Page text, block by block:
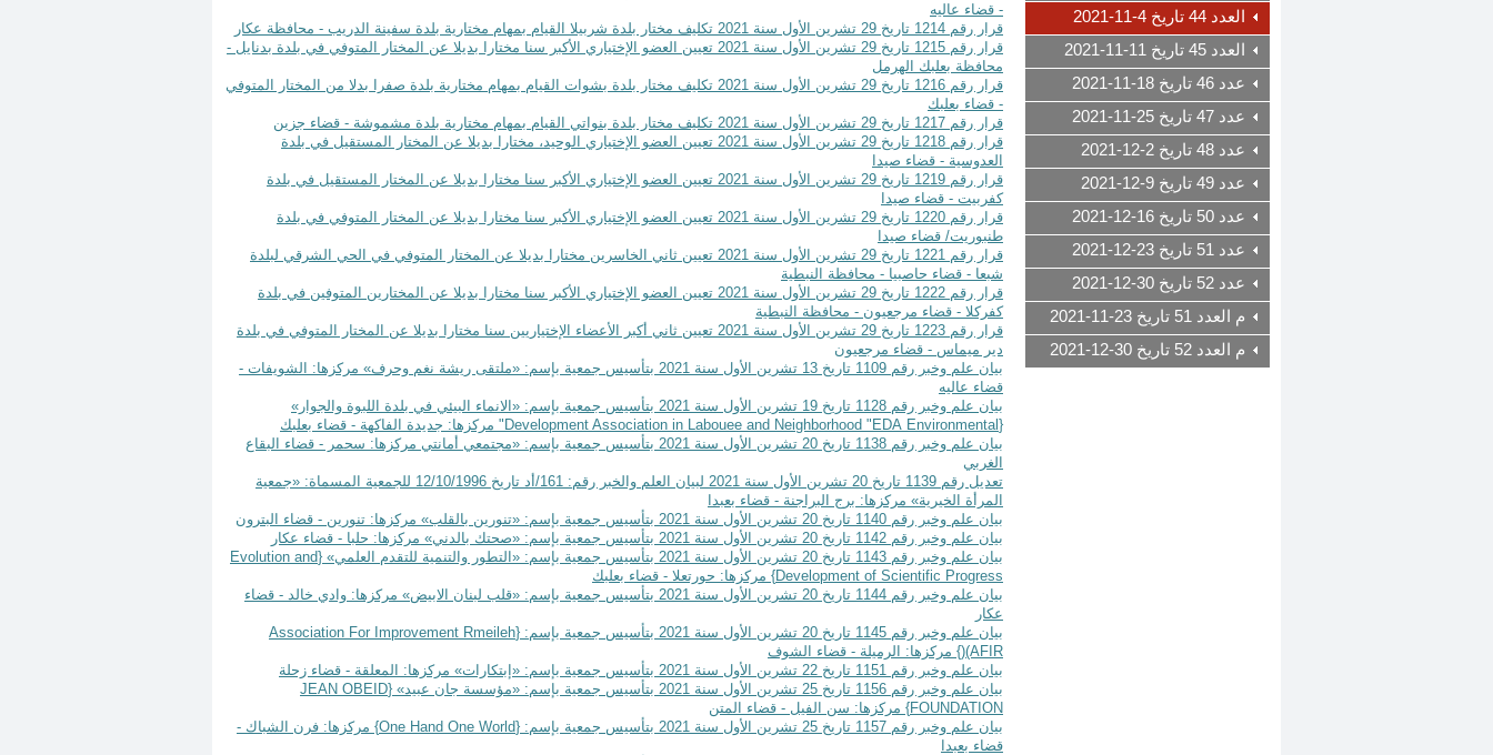
العدد 44 تاريخ 4-11-2021
العدد 45 تاريخ 11-11-2021
عدد 46 تاريخ 18-11-2021
عدد 47 تاريخ 25-11-2021
عدد 48 تاريخ 2-12-2021
عدد 49 تاريخ 9-12-2021
عدد 50 تاريخ 16-12-2021
عدد 51 تاريخ 23-12-2021
عدد 52 تاريخ 30-12-2021
م العدد 51 تاريخ 23-11-2021
م العدد 52 تاريخ 30-12-2021
- قضاء عاليه
قرار رقم 1214 تاريخ 29 تشرين الأول سنة 2021 تكليف مختار بلدة شربيلا القيام بمهام مختارية بلدة سفينة الدريب - محافظة عكار
قرار رقم 1215 تاريخ 29 تشرين الأول سنة 2021 تعيين العضو الإختياري الأكبر سنا مختارا بديلا عن المختار المتوفي في بلدة بدنايل -
محافظة بعلبك الهرمل
قرار رقم 1216 تاريخ 29 تشرين الأول سنة 2021 تكليف مختار بلدة بشوات القيام بمهام مختارية بلدة صفرا بدلا من المختار المتوفي
- قضاء بعلبك
قرار رقم 1217 تاريخ 29 تشرين الأول سنة 2021 تكليف مختار بلدة بنواتي القيام بمهام مختارية بلدة مشموشة - قضاء جزين
قرار رقم 1218 تاريخ 29 تشرين الأول سنة 2021 تعيين العضو الإختياري الوحيد، مختارا بديلا عن المختار المستقيل في بلدة
العدوسية - قضاء صيدا
قرار رقم 1219 تاريخ 29 تشرين الأول سنة 2021 تعيين العضو الإختياري الأكبر سنا مختارا بديلا عن المختار المستقيل في بلدة
كفربيت - قضاء صيدا
قرار رقم 1220 تاريخ 29 تشرين الأول سنة 2021 تعيين العضو الإختياري الأكبر سنا مختارا بديلا عن المختار المتوفي في بلدة
طنبوريت/ قضاء صيدا
قرار رقم 1221 تاريخ 29 تشرين الأول سنة 2021 تعيين ثاني الخاسرين مختارا بديلا عن المختار المتوفي في الحي الشرقي لبلدة
شبعا - قضاء حاصبيا - محافظة النبطية
قرار رقم 1222 تاريخ 29 تشرين الأول سنة 2021 تعيين العضو الإختياري الأكبر سنا مختارا بديلا عن المختارين المتوفين في بلدة
كفركلا - قضاء مرجعيون - محافظة النبطية
قرار رقم 1223 تاريخ 29 تشرين الأول سنة 2021 تعيين ثاني أكبر الأعضاء الإختياريين سنا مختارا بديلا عن المختار المتوفي في بلدة
دير ميماس - قضاء مرجعيون
بيان علم وخبر رقم 1109 تاريخ 13 تشرين الأول سنة 2021 بتأسيس جمعية بإسم: «ملتقى ريشة نغم وحرف» مركزها: الشويفات -
قضاء عاليه
بيان علم وخبر رقم 1128 تاريخ 19 تشرين الأول سنة 2021 بتأسيس جمعية بإسم: «الانماء البيئي في بلدة اللبوة والجوار»
{
Environmental
Development Association in Labouee and Neighborhood "EDA " مركزها: جديدة الفاكهة - قضاء بعلبك
بيان علم وخبر رقم 1138 تاريخ 20 تشرين الأول سنة 2021 بتأسيس جمعية بإسم: «مجتمعي أمانتي مركزها: سحمر - قضاء البقاع
الغربي
تعديل رقم 1139 تاريخ 20 تشرين الأول سنة 2021 لبيان العلم والخبر رقم: 161/أد تاريخ 12/10/1996 للجمعية المسماة: «جمعية
المرأة الخيرية» مركزها: برج البراجنة - قضاء بعبدا
بيان علم وخبر رقم 1140 تاريخ 20 تشرين الأول سنة 2021 بتأسيس جمعية بإسم: «تنورين بالقلب» مركزها: تنورين - قضاء البترون
بيان علم وخبر رقم 1142 تاريخ 20 تشرين الأول سنة 2021 بتأسيس جمعية بإسم: «صحتك بالدني» مركزها: حلبا - قضاء عكار
بيان علم وخبر رقم 1143 تاريخ 20 تشرين الأول سنة 2021 بتأسيس جمعية بإسم: «التطور والتنمية للتقدم العلمي» {
Evolution and
Development of Scientific Progress} مركزها: حورتعلا - قضاء بعلبك
بيان علم وخبر رقم 1144 تاريخ 20 تشرين الأول سنة 2021 بتأسيس جمعية بإسم: «قلب لبنان الابيض» مركزها: وادي خالد - قضاء
عكار
بيان علم وخبر رقم 1145 تاريخ 20 تشرين الأول سنة 2021 بتأسيس جمعية بإسم: {
Association For Improvement Rmeileh
(AFIR(} مركزها: الرميلة - قضاء الشوف
بيان علم وخبر رقم 1151 تاريخ 22 تشرين الأول سنة 2021 بتأسيس جمعية بإسم: «إبتكارات» مركزها: المعلقة - قضاء زحلة
بيان علم وخبر رقم 1156 تاريخ 25 تشرين الأول سنة 2021 بتأسيس جمعية بإسم: «مؤسسة جان عبيد» {
JEAN OBEID
FOUNDATION} مركزها: سن الفيل - قضاء المتن
بيان علم وخبر رقم 1157 تاريخ 25 تشرين الأول سنة 2021 بتأسيس جمعية بإسم: {
One Hand One World} مركزها: فرن الشباك -
قضاء بعبدا